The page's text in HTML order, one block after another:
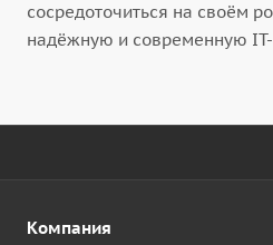
сосредоточиться на своём
надёжную и современную IT-
Компания